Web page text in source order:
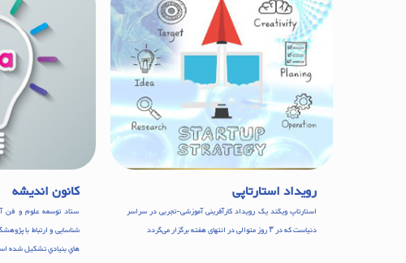
رویداد استارتاپی
استارتاپ ویکند یک رویداد کارآفرینی آموزشی-تجربی در سراسر
دنیاست که در ۳ روز متوالی در انتهای هفته بر‌گزار می‌گردد
کانون اندیشه
ستاد توسعه علوم و فن
شناسایی و ارتباط با
هاي بنيادي تشکيل شده